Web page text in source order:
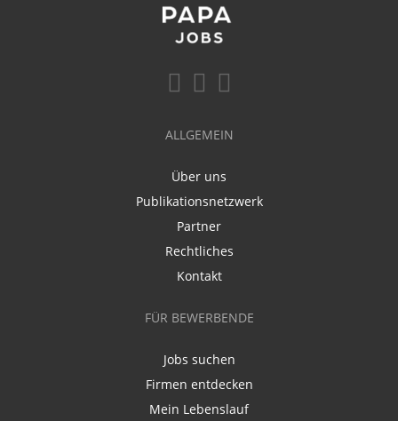
ALLGEMEIN
Über uns
Publikationsnetzwerk
Partner
Rechtliches
Kontakt
FÜR BEWERBENDE
Jobs suchen
Firmen entdecken
Mein Lebenslauf